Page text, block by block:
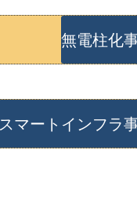
無電柱化
スマートインフラ